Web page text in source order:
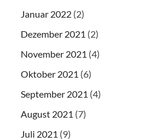
Januar 2022 (2)
Dezember 2021 (2)
November 2021 (4)
Oktober 2021 (6)
September 2021 (4)
August 2021 (7)
Juli 2021 (9)